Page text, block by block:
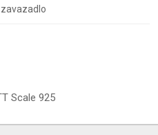
zavazadlo